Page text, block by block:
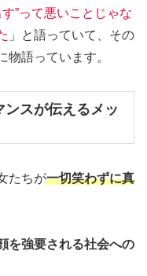
す”って悪いことじゃな
」と語っていて、その
語っています。
スが伝えるメッ
たちが一切笑わずに真
を強要される社会への